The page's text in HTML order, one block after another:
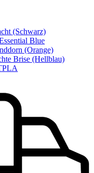
(Schwarz)
Blue
(Orange)
Brise (Hellblau)